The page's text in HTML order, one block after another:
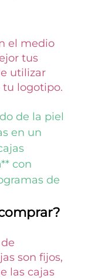
el medio
tus
utilizar
logotipo.
de la piel
en un
con
de
son fijos,
las cajas